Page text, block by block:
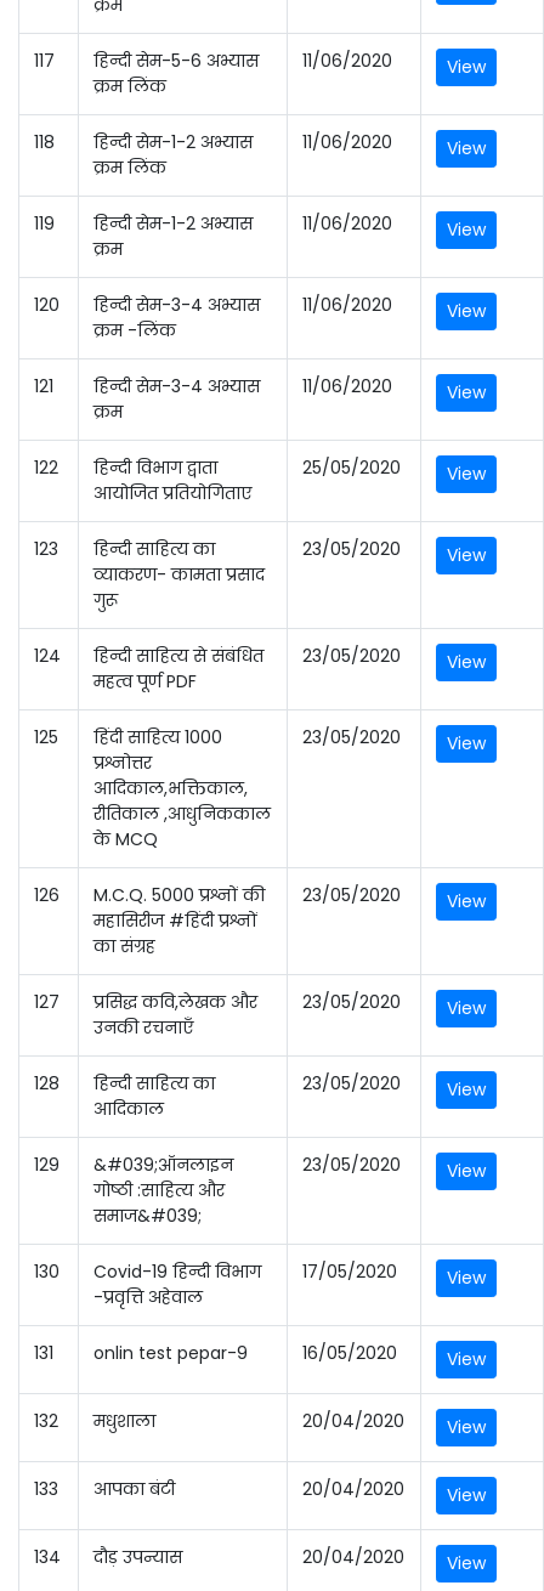
क्रम
117
हिन्दी सेम-5-6 अभ्यास
क्रम लिंक
11/06/2020 View
118
हिन्दी सेम-1-2 अभ्यास
क्रम लिंक
11/06/2020 View
119
हिन्दी सेम-1-2 अभ्यास
क्रम
11/06/2020 View
120
हिन्दी सेम-3-4 अभ्यास
क्रम -लिंक
11/06/2020 View
121
हिन्दी सेम-3-4 अभ्यास
क्रम
11/06/2020 View
122
हिन्दी विभाग द्वाता
आयोजित प्रतियोगिताए
25/05/2020 View
123
हिन्दी साहित्य का
व्याकरण- कामता प्रसाद
गुरू
23/05/2020 View
124
हिन्दी साहित्य से संबंधित
महत्व पूर्ण PDF
23/05/2020 View
125
हिंदी साहित्य 1000
प्रश्नोत्तर
आदिकाल,भक्तिकाल,
रीतिकाल ,आधुनिककाल
के MCQ
23/05/2020 View
126
M.C.Q. 5000 प्रश्नों की
महासिरीज #हिंदी प्रश्नों
का संग्रह
23/05/2020 View
127
प्रसिद्ध कवि,लेखक और
उनकी रचनाएँ
23/05/2020 View
128
हिन्दी साहित्य का
आदिकाल
23/05/2020 View
129
&#039;ऑनलाइन
गोष्ठी :साहित्य और
समाज&#039;
23/05/2020 View
130
Covid-19 हिन्दी विभाग
-प्रवृत्ति अहेवाल
17/05/2020 View
131 onlin test pepar-9 16/05/2020 View
132 मधुशाला 20/04/2020 View
133 आपका बंटी 20/04/2020 View
134 दौड़ उपन्यास 20/04/2020 View